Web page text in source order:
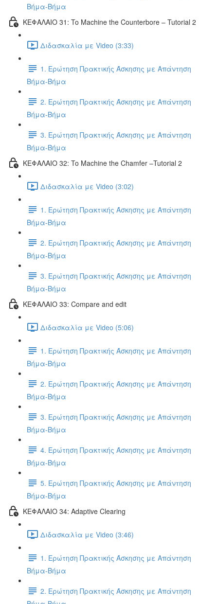
Βήμα-Βήμα
ΚΕΦΑΛΑΙΟ 31: To Machine the Counterbore – Tutorial 2
Διδασκαλία με Video (3:33)
1. Ερώτηση Πρακτικής Άσκησης με Απάντηση
Βήμα-Βήμα
2. Ερώτηση Πρακτικής Άσκησης με Απάντηση
Βήμα-Βήμα
3. Ερώτηση Πρακτικής Άσκησης με Απάντηση
Βήμα-Βήμα
ΚΕΦΑΛΑΙΟ 32: To Machine the Chamfer –Tutorial 2
Διδασκαλία με Video (3:02)
1. Ερώτηση Πρακτικής Άσκησης με Απάντηση
Βήμα-Βήμα
2. Ερώτηση Πρακτικής Άσκησης με Απάντηση
Βήμα-Βήμα
3. Ερώτηση Πρακτικής Άσκησης με Απάντηση
Βήμα-Βήμα
ΚΕΦΑΛΑΙΟ 33: Compare and edit
Διδασκαλία με Video (5:06)
1. Ερώτηση Πρακτικής Άσκησης με Απάντηση
Βήμα-Βήμα
2. Ερώτηση Πρακτικής Άσκησης με Απάντηση
Βήμα-Βήμα
3. Ερώτηση Πρακτικής Άσκησης με Απάντηση
Βήμα-Βήμα
4. Ερώτηση Πρακτικής Άσκησης με Απάντηση
Βήμα-Βήμα
5. Ερώτηση Πρακτικής Άσκησης με Απάντηση
Βήμα-Βήμα
ΚΕΦΑΛΑΙΟ 34: Adaptive Clearing
Διδασκαλία με Video (3:46)
1. Ερώτηση Πρακτικής Άσκησης με Απάντηση
Βήμα-Βήμα
2. Ερώτηση Πρακτικής Άσκησης με Απάντηση